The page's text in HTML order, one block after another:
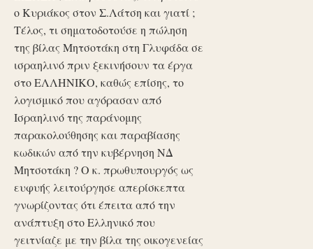
ο Κυριάκος στον Σ.Λάτση και γιατί ;
Τέλος, τι σηματοδοτούσε η πώληση
της βίλας Μητσοτάκη στη Γλυφάδα σε
ισραηλινό πριν ξεκινήσουν τα έργα
στο ΕΛΛΗΝΙΚΟ, καθώς επίσης, το
λογισμικό που αγόρασαν από
Ισραηλινό της παράνομης
παρακολούθησης και παραβίασης
κωδικών από την κυβέρνηση ΝΔ
Μητσοτάκη ? Ο κ. πρωθυπουργός ως
ευφυής λειτούργησε απερίσκεπτα
γνωρίζοντας ότι έπειτα από την
ανάπτυξη στο Ελληνικό που
γειτνίαζε με την βίλα της οικογενείας